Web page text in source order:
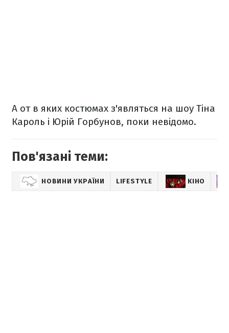
А от в яких костюмах з'являться на шоу Тіна
Кароль і Юрій Горбунов, поки невідомо.
Пов'язані теми:
НОВИНИ УКРАЇНИ LIFESTYLE КІНО